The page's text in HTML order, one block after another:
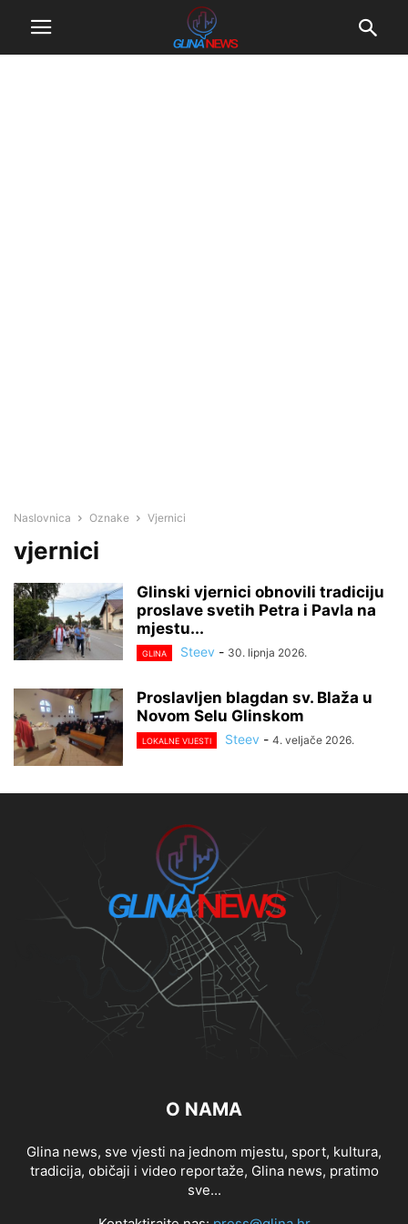
Naslovnica Oznake Vjernici
vjernici
Glinski vjernici obnovili tradiciju
proslave svetih Petra i Pavla na
mjestu...
GLINA Steev - 30. lipnja 2026.
Proslavljen blagdan sv. Blaža u
Novom Selu Glinskom
LOKALNE VIJESTI Steev - 4. veljače 2026.
O NAMA
Glina news, sve vjesti na jednom mjestu, sport, kultura,
tradicija, običaji i video reportaže, Glina news, pratimo
sve...